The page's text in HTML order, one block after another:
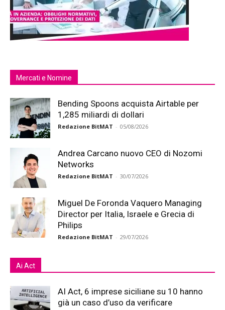
Mercati e Nomine
Bending Spoons acquista Airtable per
1,285 miliardi di dollari
Redazione BitMAT - 05/08/2026
Andrea Carcano nuovo CEO di Nozomi
Networks
Redazione BitMAT - 30/07/2026
Miguel De Foronda Vaquero Managing
Director per Italia, Israele e Grecia di
Philips
Redazione BitMAT - 29/07/2026
Ai Act
AI Act, 6 imprese siciliane su 10 hanno
già un caso d’uso da verificare